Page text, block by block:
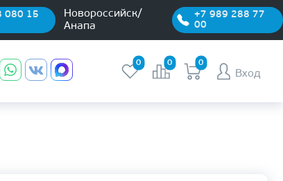
080 15
Новороссийск/
Анапа
+7 989 288 77
00
0 0 0
Вход